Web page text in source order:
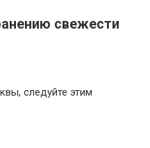
свежести
следуйте этим